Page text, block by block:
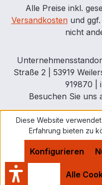
Alle Preise inkl.
Versandkostenund ggf.
nicht
Straße 2 | 53919
919870 |
Besuchen Sie uns
Diese Website
Erfahrung bieten zu
Konfigurieren
Alle